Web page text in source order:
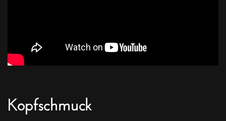
Kopfschmuck